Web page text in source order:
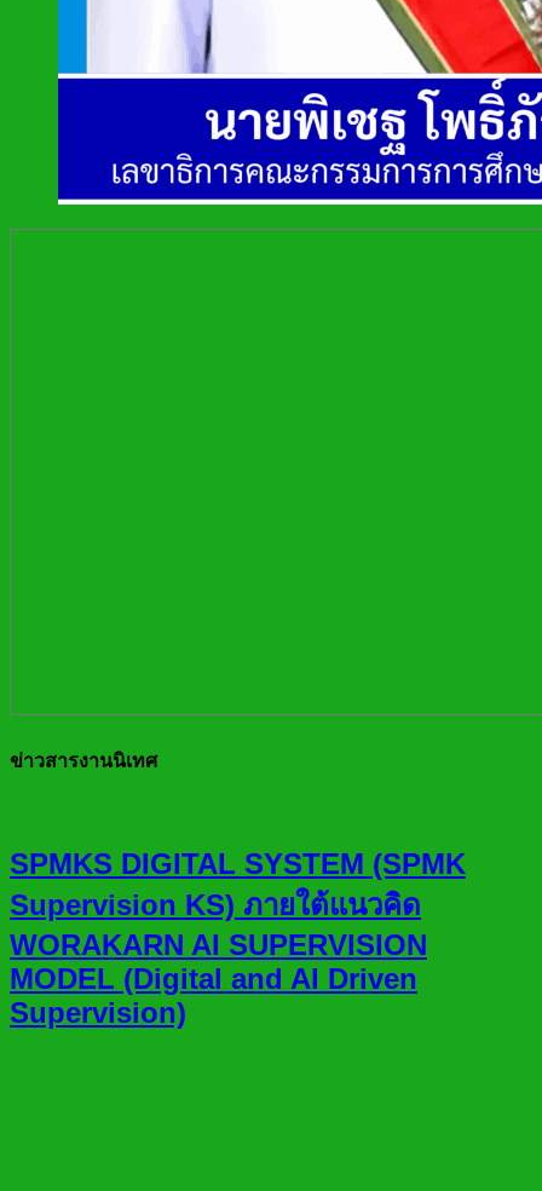
ข่าวสารงานนิเทศ
SPMKS DIGITAL SYSTEM (SPMK
Supervision KS) ภายใต้แนวคิด
WORAKARN AI SUPERVISION
MODEL (Digital and AI Driven
Supervision)